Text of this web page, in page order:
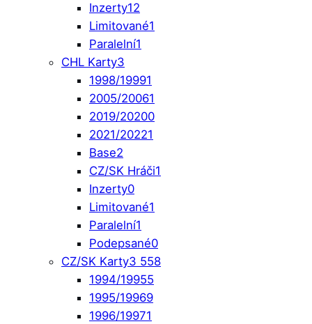
Inzerty12
Limitované1
Paralelní1
CHL Karty3
1998/19991
2005/20061
2019/20200
2021/20221
Base2
CZ/SK Hráči1
Inzerty0
Limitované1
Paralelní1
Podepsané0
CZ/SK Karty3 558
1994/19955
1995/19969
1996/19971